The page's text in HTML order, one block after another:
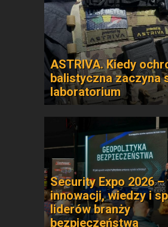
ASTRIVA. Kiedy
balistyczna zaczyna
laboratorium
Security Expo 2026
innowacji, wiedzy i
liderów branży
bezpieczeństwa